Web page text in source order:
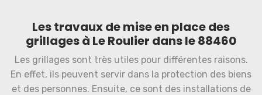
Les travaux de mise en place des
grillages à Le Roulier dans le 88460
Les grillages sont très utiles pour différentes raisons.
En effet, ils peuvent servir dans la protection des biens
et des personnes. Ensuite, ce sont des installations de